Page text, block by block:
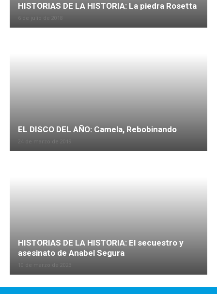
HISTORIAS DE LA HISTORIA: La piedra Rosetta
EL DISCO DEL AÑO: Camela, Rebobinando
24 de marzo de 2019
HISTORIAS DE LA HISTORIA: El secuestro y
asesinato de Anabel Segura
10 de marzo de 2023